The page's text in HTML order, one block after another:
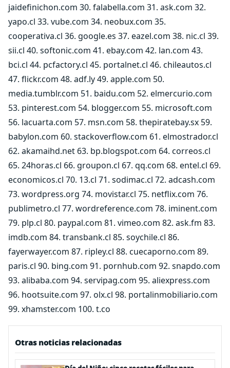
jaidefinichon.com 30. falabella.com 31. ask.com 32.
yapo.cl 33. vube.com 34. neobux.com 35.
cooperativa.cl 36. google.es 37. eazel.com 38. nic.cl 39.
sii.cl 40. softonic.com 41. ebay.com 42. lan.com 43.
bci.cl 44. pcfactory.cl 45. portalnet.cl 46. chileautos.cl
47. flickr.com 48. adf.ly 49. apple.com 50.
media.tumblr.com 51. baidu.com 52. elmercurio.com
53. pinterest.com 54. blogger.com 55. microsoft.com
56. lacuarta.com 57. msn.com 58. thepiratebay.sx 59.
babylon.com 60. stackoverflow.com 61. elmostrador.cl
62. akamaihd.net 63. bp.blogspot.com 64. correos.cl
65. 24horas.cl 66. groupon.cl 67. qq.com 68. entel.cl 69.
economicos.cl 70. 13.cl 71. sodimac.cl 72. adcash.com
73. wordpress.org 74. movistar.cl 75. netflix.com 76.
publimetro.cl 77. wordreference.com 78. iminent.com
79. plp.cl 80. paypal.com 81. vimeo.com 82. ask.fm 83.
imdb.com 84. transbank.cl 85. soychile.cl 86.
fayerwayer.com 87. ripley.cl 88. cuecaporno.com 89.
paris.cl 90. bing.com 91. pornhub.com 92. snapdo.com
93. alibaba.com 94. servipag.com 95. aliexpress.com
96. hootsuite.com 97. olx.cl 98. portalinmobiliario.com
99. xhamster.com 100. t.co
Otras noticias relacionadas